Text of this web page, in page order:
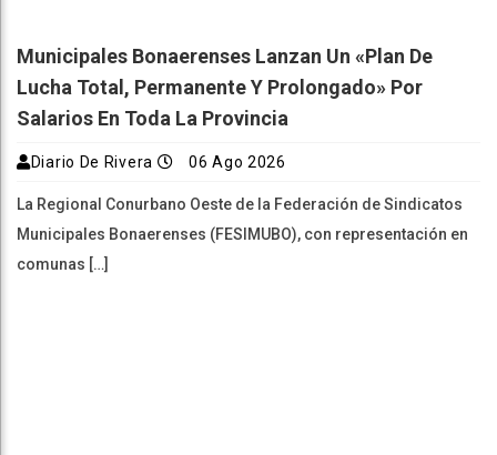
Municipales Bonaerenses Lanzan Un «plan De
Lucha Total, Permanente Y Prolongado» Por
Salarios En Toda La Provincia
Diario De Rivera 06 Ago 2026
La Regional Conurbano Oeste de la Federación de Sindicatos
Municipales Bonaerenses (FESIMUBO), con representación en
comunas […]